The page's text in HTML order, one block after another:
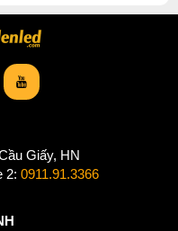
Giấy, HN
2: 0911.91.3366